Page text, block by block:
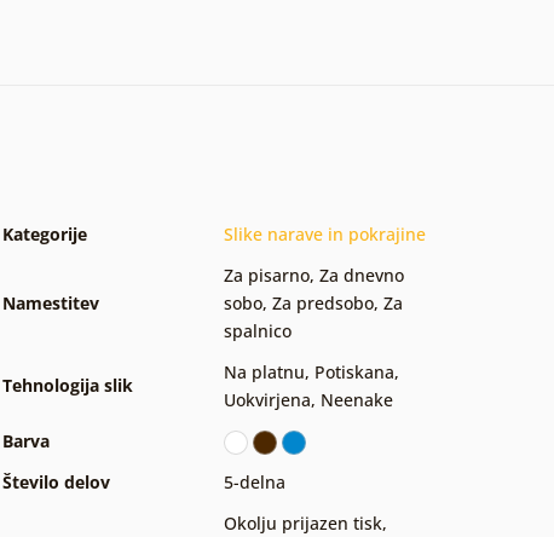
Kategorije Slike narave in pokrajine
Namestitev
Za pisarno, Za dnevno
sobo, Za predsobo, Za
spalnico
Tehnologija slik
Na platnu, Potiskana,
Uokvirjena, Neenake
Barva
Število delov
5-delna
Okolju prijazen tisk,